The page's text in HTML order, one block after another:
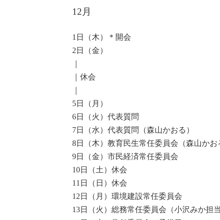
12月
1日（木）＊開会
2日（金）
｜休会
5日（月）
6日（火）代表質問
7日（水）代表質問（森山かおる）
8日（木）教育民生常任委員会（森山かお
9日（金）市民経済常任委員会
10日（土）休会
11日（日）休会
12日（月）環境建設常任委員会
13日（火）総務常任委員会（小沢みか担当